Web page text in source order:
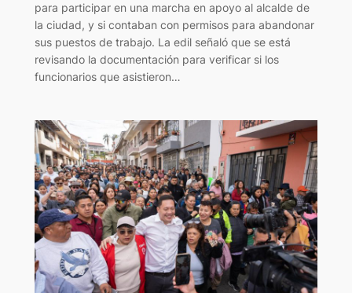
para participar en una marcha en apoyo al alcalde de
la ciudad, y si contaban con permisos para abandonar
sus puestos de trabajo. La edil señaló que se está
revisando la documentación para verificar si los
funcionarios que asistieron…